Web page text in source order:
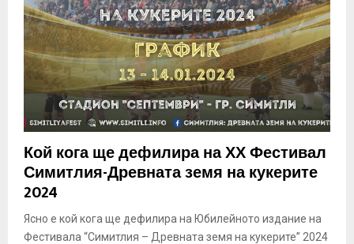
R
Y
M
N
U
Кой кога ще дефилира на ХХ Фестивал
Симитлия-Древната земя на кукерите
2024
Ясно е кой кога ще дефилира на Юбилейното издание на
Фестивала “Симитлия – Древната земя на кукерите” 2024